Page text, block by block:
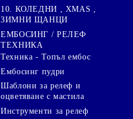
10. КОЛЕДНИ , XMAS ,
ЗИМНИ ЩАНЦИ
ЕМБОСИНГ / РЕЛЕФ
ТЕХНИКА
Техника - Топъл ембос
Ембосинг пудри
Шаблони за релеф и
оцветяване с мастила
Инструменти за релеф